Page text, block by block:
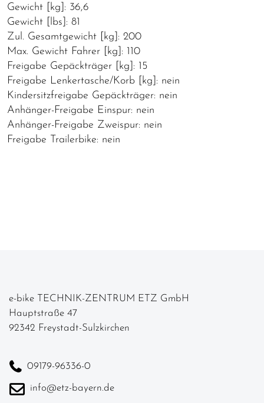
Gewicht [kg]: 36,6
Gewicht [lbs]: 81
Zul. Gesamtgewicht [kg]: 200
Max. Gewicht Fahrer [kg]: 110
Freigabe Gepäckträger [kg]: 15
Freigabe Lenkertasche/Korb [kg]: nein
Kindersitzfreigabe Gepäckträger: nein
Anhänger-Freigabe Einspur: nein
Anhänger-Freigabe Zweispur: nein
Freigabe Trailerbike: nein
e-bike TECHNIK-ZENTRUM ETZ GmbH
Hauptstraße 47
92342 Freystadt-Sulzkirchen
09179-96336-0
info@etz-bayern.de